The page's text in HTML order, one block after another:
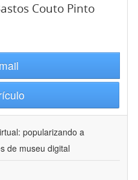
Couto Pinto
popularizando a
de museu digital